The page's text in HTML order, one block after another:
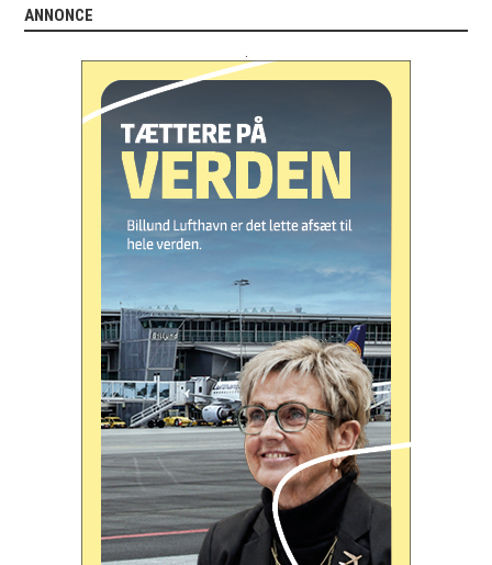
ANNONCE